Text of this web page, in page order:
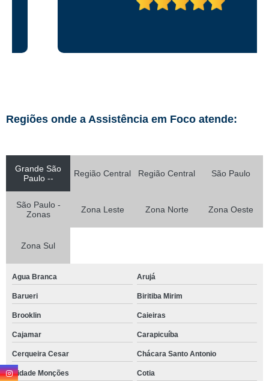
Regiões onde a Assistência em Foco atende:
Grande São
Paulo --
Região Central Região Central São Paulo
São Paulo -
Zonas
Zona Leste Zona Norte Zona Oeste
Zona Sul
Agua Branca Arujá
Barueri Biritiba Mirim
Brooklin Caieiras
Cajamar Carapicuíba
Cerqueira Cesar Chácara Santo Antonio
Cidade Monções Cotia